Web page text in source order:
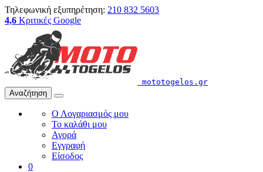
Τηλεφωνική εξυπηρέτηση: 210 832 5603
4,6 Κριτικές Google
mototogelos.gr
Αναζήτηση
Ο Λογαριασμός μου
Το καλάθι μου
Αγορά
Εγγραφή
Είσοδος
0